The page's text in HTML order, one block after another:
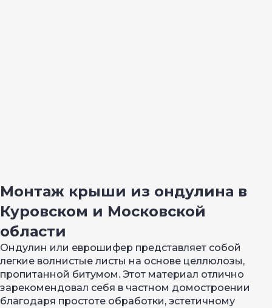
Монтаж крыши из ондулина в
Куровском и Московской
области
Ондулин или еврошифер представляет собой
легкие волнистые листы на основе целлюлозы,
пропитанной битумом. Этот материал отлично
зарекомендовал себя в частном домостроении
благодаря простоте обработки, эстетичному